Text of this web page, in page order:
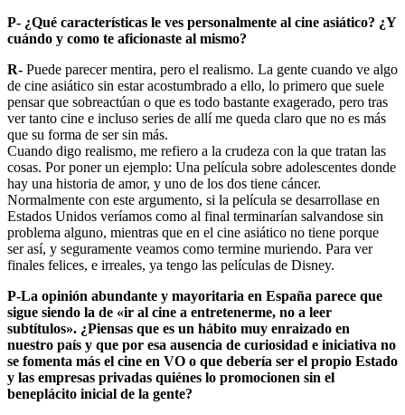
P- ¿Qué características le ves personalmente al cine asiático? ¿Y
cuándo y como te aficionaste al mismo?
R- Puede parecer mentira, pero el realismo. La gente cuando ve algo
de cine asiático sin estar acostumbrado a ello, lo primero que suele
pensar que sobreactúan o que es todo bastante exagerado, pero tras
ver tanto cine e incluso series de allí me queda claro que no es más
que su forma de ser sin más.
Cuando digo realismo, me refiero a la crudeza con la que tratan las
cosas. Por poner un ejemplo: Una película sobre adolescentes donde
hay una historia de amor, y uno de los dos tiene cáncer.
Normalmente con este argumento, si la película se desarrollase en
Estados Unidos veríamos como al final terminarían salvandose sin
problema alguno, mientras que en el cine asiático no tiene porque
ser así, y seguramente veamos como termine muriendo. Para ver
finales felices, e irreales, ya tengo las películas de Disney.
P-La opinión abundante y mayoritaria en España parece que
sigue siendo la de «ir al cine a entretenerme, no a leer
subtítulos». ¿Piensas que es un hábito muy enraizado en
nuestro país y que por esa ausencia de curiosidad e iniciativa no
se fomenta más el cine en VO o que debería ser el propio Estado
y las empresas privadas quiénes lo promocionen sin el
beneplácito inicial de la gente?